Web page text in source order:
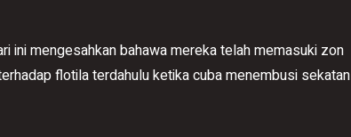
ini mengesahkan bahawa mereka telah memasuki zon
flotila terdahulu ketika cuba menembusi sekatan